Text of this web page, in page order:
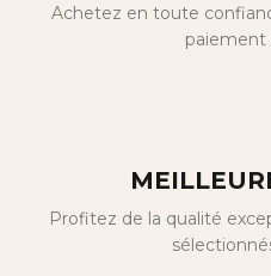
Achetez en toute
paiement
Profitez de la qualité